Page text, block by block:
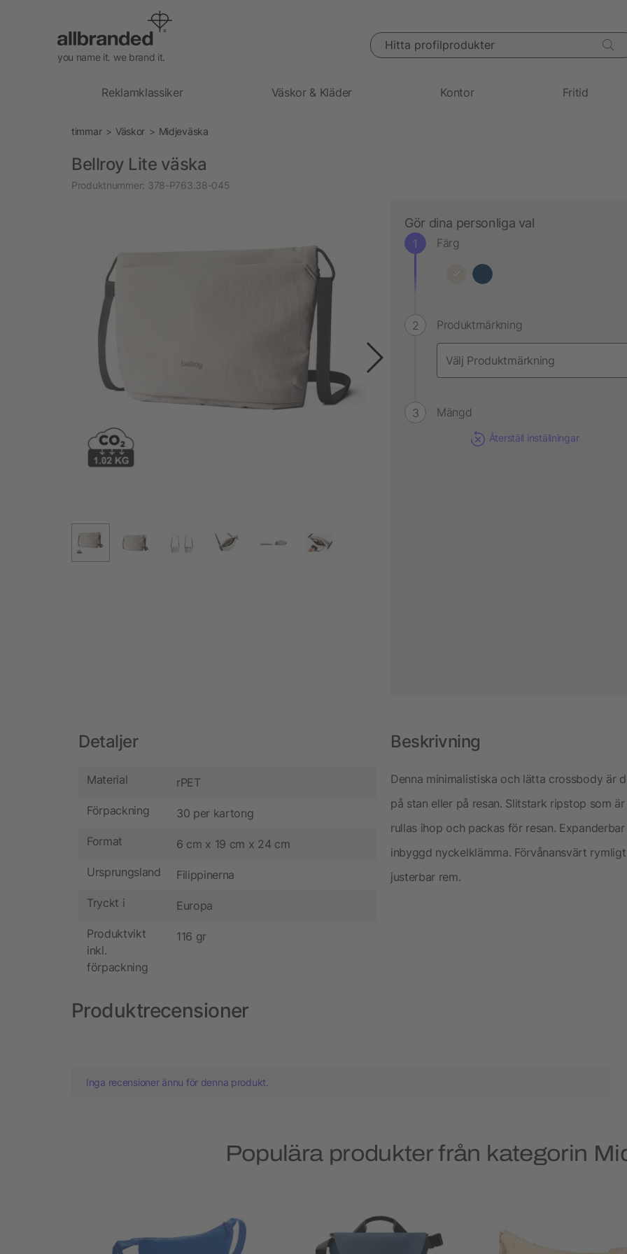
you name it. we brand it.
Hitta profilprodukter
Reklamklassiker Väskor & Kläder Kontor Fritid
timmar Väskor Midjeväska
Bellroy Lite väska
Produktnummer: 378-P763.38-045
Gör dina personliga val
Färg
Produktmärkning
Mängd
Återställ inställningar
Detaljer
Material rPET
Förpackning 30 per kartong
Format 6 cm x 19 cm x 24 cm
Ursprungsland Filippinerna
Tryckt i Europa
Produktvikt
inkl.
förpackning
116 gr
Beskrivning
Denna minimalistiska och lätta crossbody är
på stan eller på resan. Slitstark ripstop som
rullas ihop och packas för resan.
inbyggd nyckelklämma. Förvånansvärt
justerbar rem.
Produktrecensioner
Inga recensioner ännu för denna produkt.
Populära produkter från kategorin